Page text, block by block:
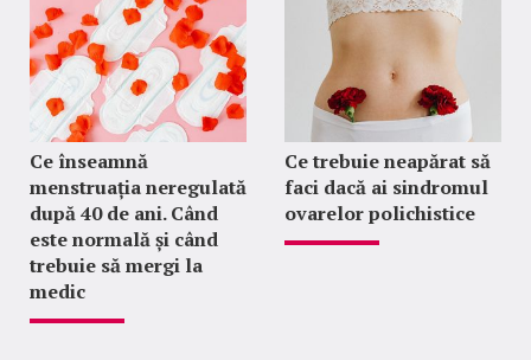
Ce înseamnă
menstruația neregulată
după 40 de ani. Când
este normală și când
trebuie să mergi la
medic
Ce trebuie neapărat să
faci dacă ai sindromul
ovarelor polichistice